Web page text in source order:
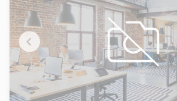
. Accès sécurisé (alarme et caméra de
. Aménagement bois sur mesure
. Climatisation
. Chauffage central au fuel
. Terrasse végétalisée de 200 m²
. Équipement réseau informatique, prises
téléphonie, EDF 380V TRIPHASÉ
. Jacuzzi et saunas à bord !